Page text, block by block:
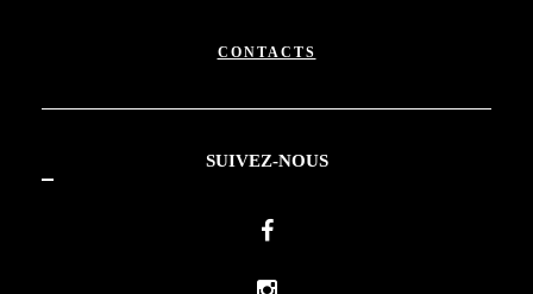
CONTACTS
SUIVEZ-NOUS